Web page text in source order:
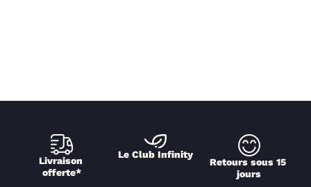
Livraison
offerte*
Le Club Infinity
Retours sous 15
jours